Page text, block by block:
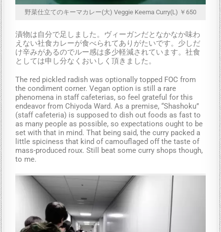
野菜仕立てのキーマカレー(大) Veggie Keema Curry(L) ￥650
漬物は自分で足しました。ヴィーガンだとなかなか味わ
えない社食カレーが食べられてありがたいです。少しだ
け辛みがあるのでルー感は多少軽減されています。社食
としては申し分なくおいしく頂きました。
The red pickled radish was optionally topped FOC from
the condiment corner. Vegan option is still a rare
phenomena in staff cafeterias, so feel grateful for this
endeavor from Chiyoda Ward. As a premise, “Shashoku”
(staff cafeteria) is supposed to dish out foods as fast to
as many people as possible, so expectations ought to be
set with that in mind. That being said, the curry packed a
little spiciness that kind of camouflaged off the taste of
mass-produced roux. Still beat some curry shops though,
to me.